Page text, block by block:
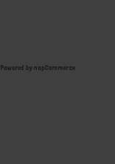
Powered by nopCommerce